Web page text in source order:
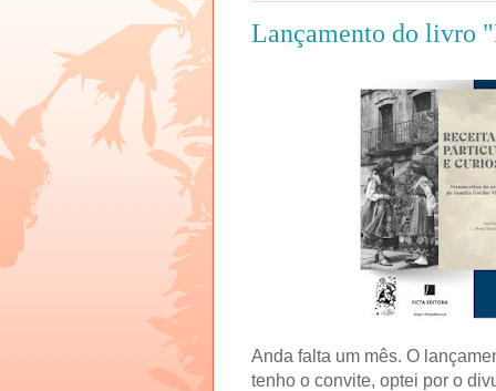
Lançamento do livro
Anda falta um mês. O
tenho o convite, optei por o